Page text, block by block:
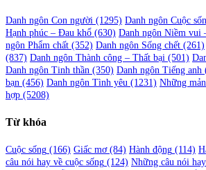
Danh ngôn Con người (1295) Danh ngôn Cuộc
Hạnh phúc – Đau khổ (630) Danh ngôn Niềm vui
ngôn Phẩm chất (352) Danh ngôn Sống chết (261)
(837) Danh ngôn Thành công – Thất bại (501)
Danh ngôn Tinh thần (350) Danh ngôn Tiếng anh
bạn (456) Danh ngôn Tình yêu (1231) Những
hợp (5208)
Từ khóa
Cuộc sống (166) Giấc mơ(84) Hành động (114)
câu nói hay về cuộc sống (124) Những câu nói